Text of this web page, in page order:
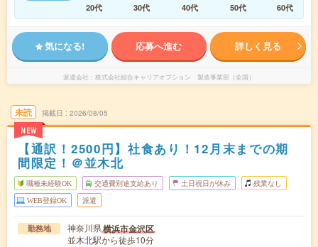
20代
30代 40代 50代 60代
気になる! 応募へ進む 詳しく見る
派遣会社 株式会社綜合キャリアオプション 製造事業部（全国）
未読
NEW
掲載日 2026/08/05
【通訳！2500円】社食あり！12月末までの期
間限定！＠並木北
職種未経験OK 交通費別途支給あり 土日祝日が休み 残業なし
WEB登録OK 派遣
勤務地 神奈川県横浜市金沢区
並木北駅から徒歩10分